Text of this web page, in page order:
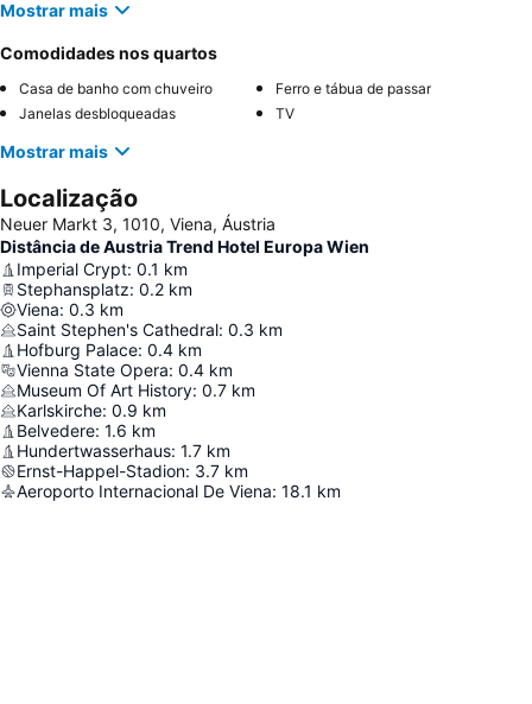
Mostrar mais
Comodidades nos quartos
Casa de banho com chuveiro
Ferro e tábua de passar
Janelas desbloqueadas
TV
Mostrar mais
Localização
Neuer Markt 3, 1010, Viena, Áustria
Distância de Austria Trend Hotel Europa Wien
Imperial Crypt: 0.1 km
Stephansplatz: 0.2 km
Viena: 0.3 km
Saint Stephen's Cathedral: 0.3 km
Hofburg Palace: 0.4 km
Vienna State Opera: 0.4 km
Museum Of Art History: 0.7 km
Karlskirche: 0.9 km
Belvedere: 1.6 km
Hundertwasserhaus: 1.7 km
Ernst-Happel-Stadion: 3.7 km
Aeroporto Internacional De Viena: 18.1 km